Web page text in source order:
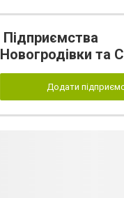
Підприємства
Новогродівки та
Додати